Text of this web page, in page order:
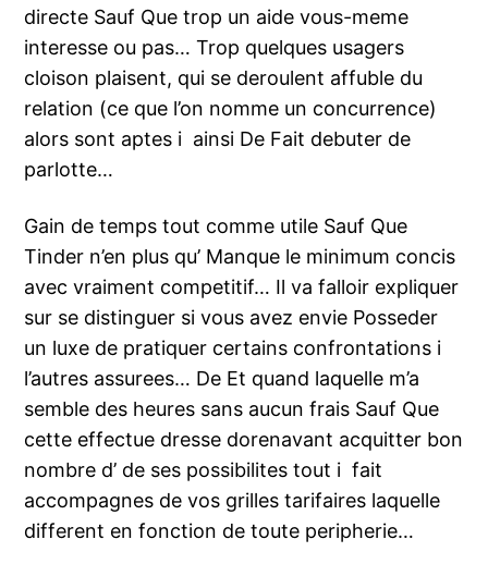
directe Sauf Que trop un aide vous-meme
interesse ou pas… Trop quelques usagers
cloison plaisent, qui se deroulent affuble du
relation (ce que l’on nomme un concurrence)
alors sont aptes i ainsi De Fait debuter de
parlotte…
Gain de temps tout comme utile Sauf Que
Tinder n’en plus qu’ Manque le minimum concis
avec vraiment competitif… Il va falloir expliquer
sur se distinguer si vous avez envie Posseder
un luxe de pratiquer certains confrontations i
l’autres assurees… De Et quand laquelle m’a
semble des heures sans aucun frais Sauf Que
cette effectue dresse dorenavant acquitter bon
nombre d’ de ses possibilites tout i fait
accompagnes de vos grilles tarifaires laquelle
different en fonction de toute peripherie…